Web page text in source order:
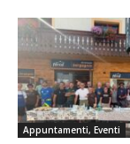
Appuntamenti, Eventi